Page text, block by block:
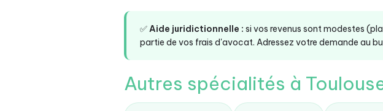
✅Aide juridictionnelle : si vos revenus sont modestes
partie de vos frais d'avocat. Adressez votre demande au
Autres spécialités à